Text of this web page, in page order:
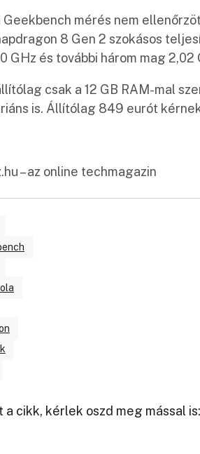
Geekbench mérés nem
8 Gen 2 szokásos
GHz és további három mag
csak a 12 GB RAM-mal
is. Állítólag 849 eurót
– az online techmagazin
a cikk, kérlek oszd meg mással is: